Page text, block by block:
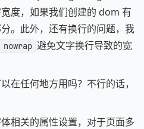
度，如果我们创建的 dom 有
。此外，还有换行的问题，我
避免文字换行导致的宽
在任何地方用吗？不行的话，
相关的属性设置，对于页面多